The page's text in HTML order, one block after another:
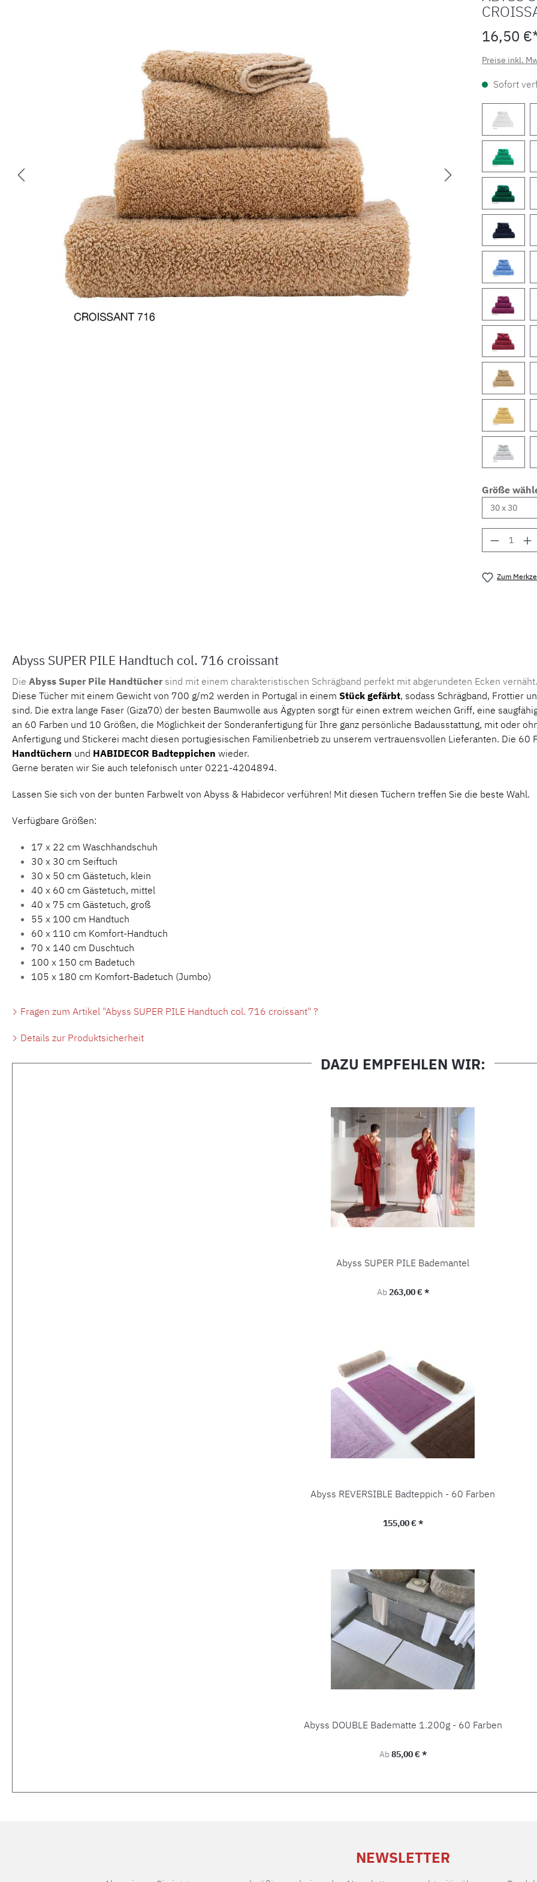
16,50
Preise inkl.
Sofort
Größe
Zum
Abyss SUPER PILE Handtuch col. 716 croissant
Die Abyss Super Pile Handtücher sind mit einem charakteristischen Schrägband perfekt mit abgerundeten Ecken vernäht.
Diese Tücher mit einem Gewicht von 700 g/m2 werden in Portugal in einem Stück gefärbt, sodass Schrägband, Frottier
sind. Die extra lange Faser (Giza70) der besten Baumwolle aus Ägypten sorgt für einen extrem weichen Griff, eine
an 60 Farben und 10 Größen, die Möglichkeit der Sonderanfertigung für Ihre ganz persönliche Badausstattung, mit oder
Anfertigung und Stickerei macht diesen portugiesischen Familienbetrieb zu unserem vertrauensvollen Lieferanten. Die
Handtüchern und HABIDECOR Badteppichen wieder.
Gerne beraten wir Sie auch telefonisch unter 0221-4204894.
Lassen Sie sich von der bunten Farbwelt von Abyss & Habidecor verführen! Mit diesen Tüchern treffen Sie die beste Wahl.
Verfügbare Größen:
17 x 22 cm Waschhandschuh
30 x 30 cm Seiftuch
30 x 50 cm Gästetuch, klein
40 x 60 cm Gästetuch, mittel
40 x 75 cm Gästetuch, groß
55 x 100 cm Handtuch
60 x 110 cm Komfort-Handtuch
70 x 140 cm Duschtuch
100 x 150 cm Badetuch
105 x 180 cm Komfort-Badetuch (Jumbo)
Fragen zum Artikel "Abyss SUPER PILE Handtuch col. 716 croissant" ?
Details zur Produktsicherheit
DAZU EMPFEHLEN WIR:
Abyss SUPER PILE Bademantel
Regulärer Preis:
Ab263,00 € *
Abyss REVERSIBLE Badteppich - 60 Farben
Regulärer Preis:
155,00 € *
Abyss DOUBLE Badematte 1.200g - 60 Farben
Regulärer Preis:
Ab85,00 € *
NEWSLETTER